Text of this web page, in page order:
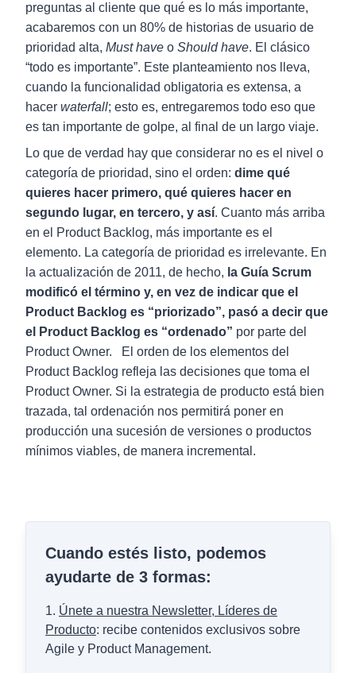
preguntas al cliente que qué es lo más importante,
acabaremos con un 80% de historias de usuario de
prioridad alta, Must have o Should have. El clásico
“todo es importante”. Este planteamiento nos lleva,
cuando la funcionalidad obligatoria es extensa, a
hacer waterfall; esto es, entregaremos todo eso que
es tan importante de golpe, al final de un largo viaje.
Lo que de verdad hay que considerar no es el nivel o
categoría de prioridad, sino el orden: dime qué
quieres hacer primero, qué quieres hacer en
segundo lugar, en tercero, y así. Cuanto más arriba
en el Product Backlog, más importante es el
elemento. La categoría de prioridad es irrelevante. En
la actualización de 2011, de hecho, la Guía Scrum
modificó el término y, en vez de indicar que el
Product Backlog es “priorizado”, pasó a decir que
el Product Backlog es “ordenado” por parte del
Product Owner. El orden de los elementos del
Product Backlog refleja las decisiones que toma el
Product Owner. Si la estrategia de producto está bien
trazada, tal ordenación nos permitirá poner en
producción una sucesión de versiones o productos
mínimos viables, de manera incremental.
Cuando estés listo, podemos
ayudarte de 3 formas:
1. Únete a nuestra Newsletter, Líderes de
Producto: recibe contenidos exclusivos sobre
Agile y Product Management.